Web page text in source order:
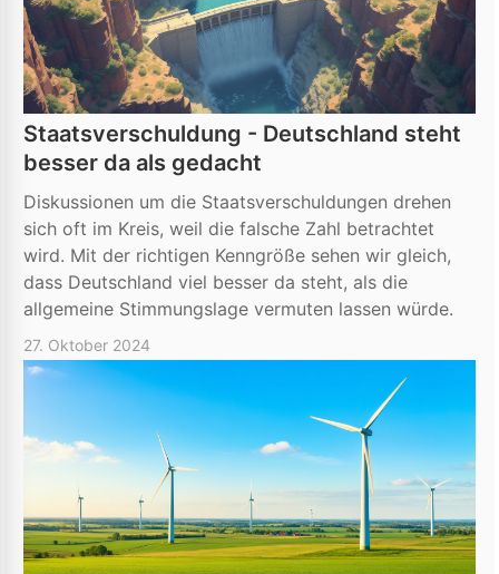
Staatsverschuldung - Deutschland steht
besser da als gedacht
Diskussionen um die Staatsverschuldungen drehen
sich oft im Kreis, weil die falsche Zahl betrachtet
wird. Mit der richtigen Kenngröße sehen wir gleich,
dass Deutschland viel besser da steht, als die
allgemeine Stimmungslage vermuten lassen würde.
27. Oktober 2024